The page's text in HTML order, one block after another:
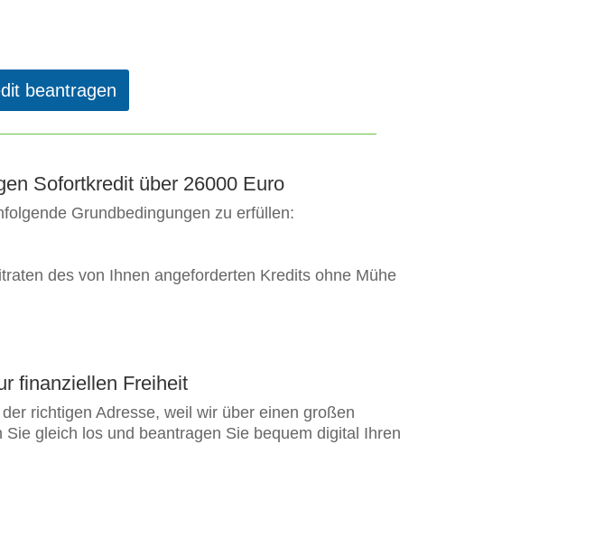
beantragen
Sofortkredit über 26000 Euro
Grundbedingungen zu erfüllen:
des von Ihnen angeforderten Kredits ohne Mühe
finanziellen Freiheit
richtigen Adresse, weil wir über einen großen
gleich los und beantragen Sie bequem digital Ihren